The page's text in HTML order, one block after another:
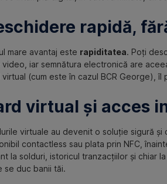
rapidă,
mare avantaj este rapiditatea. Poți
iar semnătura electronică are
virtual (cum este în cazul BCR George),
virtual și acces
virtuale au devenit o soluție sigură
contactless sau plata prin NFC,
la solduri, istoricul tranzacțiilor și chiar
se duc banii tăi.